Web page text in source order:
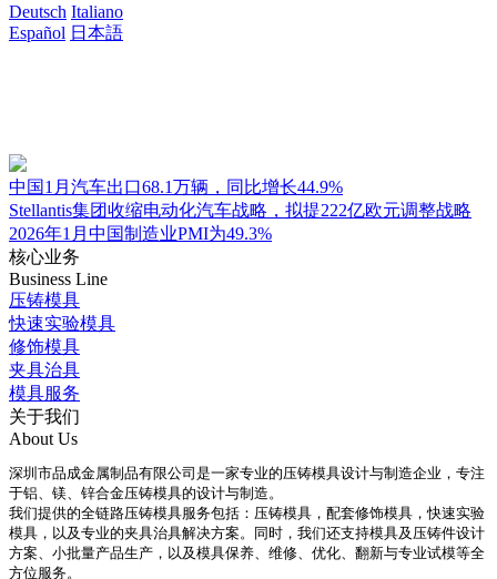
Deutsch Italiano
Español 日本語
中国1月汽车出口68.1万辆，同比增长44.9%
Stellantis集团收缩电动化汽车战略，拟提222亿欧元调整战略
2026年1月中国制造业PMI为49.3%
核心业务
Business Line
压铸模具
快速实验模具
修饰模具
夹具治具
模具服务
关于我们
About Us
深圳市品成金属制品有限公司是一家专业的压铸模具设计与制造企业，专注
于铝、镁、锌合金压铸模具的设计与制造。
我们提供的全链路压铸模具服务包括：压铸模具，配套修饰模具，快速实验
模具，以及专业的夹具治具解决方案。同时，我们还支持模具及压铸件设计
方案、小批量产品生产，以及模具保养、维修、优化、翻新与专业试模等全
方位服务。